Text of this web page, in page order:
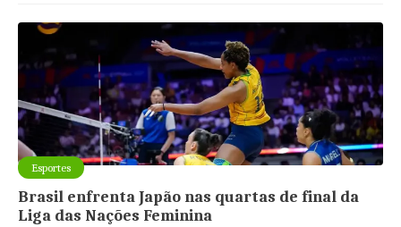
Esportes
Brasil enfrenta Japão nas quartas de final da
Liga das Nações Feminina